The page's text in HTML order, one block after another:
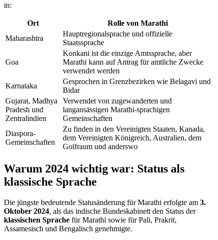
in:
Ort
Rolle von Marathi
Maharashtra
Hauptregionalsprache und offizielle
Staatssprache
Goa
Konkani ist die einzige Amtssprache, aber
Marathi kann auf Antrag für amtliche Zwecke
verwendet werden
Karnataka
Gesprochen in Grenzbezirken wie Belagavi und
Bidar
Gujarat, Madhya
Pradesh und
Zentralindien
Verwendet von zugewanderten und
langansässigen Marathi-sprachigen
Gemeinschaften
Diaspora-
Gemeinschaften
Zu finden in den Vereinigten Staaten, Kanada,
dem Vereinigten Königreich, Australien, dem
Golfraum und anderswo
Warum 2024 wichtig war: Status als
klassische Sprache
Die jüngste bedeutende Statusänderung für Marathi erfolgte am 3.
Oktober 2024, als das indische Bundeskabinett den Status der
klassischen Sprache für Marathi sowie für Pali, Prakrit,
Assamesisch und Bengalisch genehmigte.